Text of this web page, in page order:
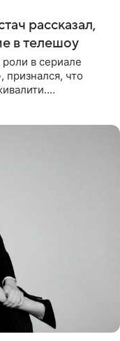
рассказал,
в телешоу
в сериале
признался, что